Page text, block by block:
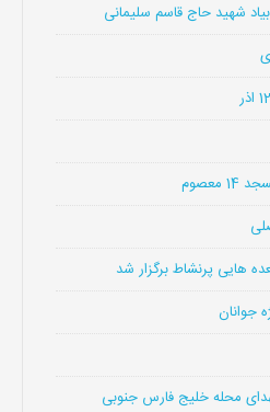
شهید حاج قاسم سلیمانی
هایی پرنشاط برگزار شد
جوانان
محله خلیج فارس جنوبی